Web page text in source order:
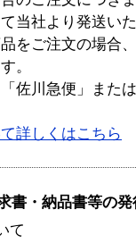
当社より発送い
をご注文の場合
。
佐川急便」また
詳しくはこちら
書・納品書等の
て